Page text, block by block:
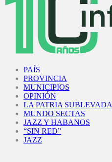
PAÍS
PROVINCIA
MUNICIPIOS
OPINIÓN
LA PATRIA SUBLEVADA
MUNDO SECTAS
JAZZ Y HABANOS
“SIN RED”
JAZZ